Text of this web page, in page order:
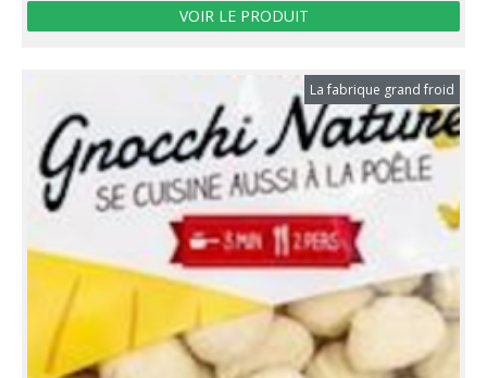
VOIR LE PRODUIT
La fabrique grand froid